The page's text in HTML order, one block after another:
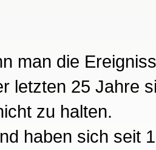
man die
letzten 25 Jahre
zu halten.
haben sich seit